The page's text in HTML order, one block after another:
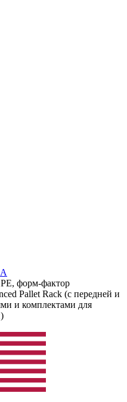
форм-фактор
Pallet Rack (с передней и
и комплектами для